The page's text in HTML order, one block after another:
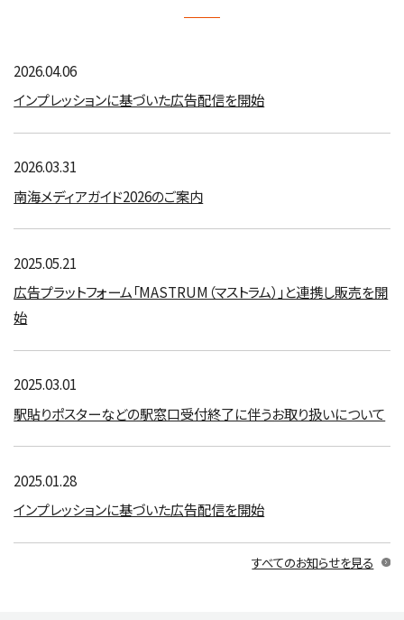
2026.04.06
インプレッションに基づいた広告配信を開始
2026.03.31
南海メディアガイド2026のご案内
2025.05.21
広告プラットフォーム「MASTRUM（マストラム）」と連携し販売を開
始
2025.03.01
駅貼りポスターなどの駅窓口受付終了に伴うお取り扱いについて
2025.01.28
インプレッションに基づいた広告配信を開始
すべてのお知らせを見る